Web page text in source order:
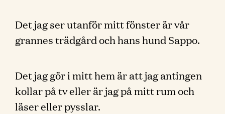
Det jag ser utanför mitt fönster är vår
grannes trädgård och hans hund Sappo.
Det jag gör i mitt hem är att jag antingen
kollar på tv eller är jag på mitt rum och
läser eller pysslar.